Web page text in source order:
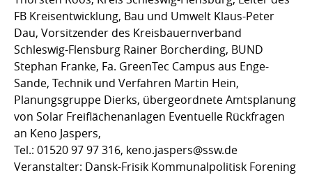
FB Kreisentwicklung, Bau und Umwelt Klaus-Peter
Dau, Vorsitzender des Kreisbauernverband
Schleswig-Flensburg Rainer Borcherding, BUND
Stephan Franke, Fa. GreenTec Campus aus Enge-
Sande, Technik und Verfahren Martin Hein,
Planungsgruppe Dierks, übergeordnete Amtsplanung
von Solar Freiflächenanlagen Eventuelle Rückfragen
an Keno Jaspers,
Tel.: 01520 97 97 316, keno.jaspers@ssw.de
Veranstalter: Dansk-Frisik Kommunalpolitisk Forening